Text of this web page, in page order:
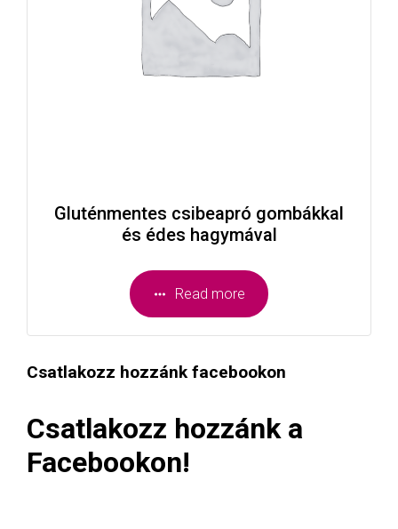
Gluténmentes csibeapró gombákkal
és édes hagymával
Read more
Csatlakozz hozzánk facebookon
Csatlakozz hozzánk a
Facebookon!